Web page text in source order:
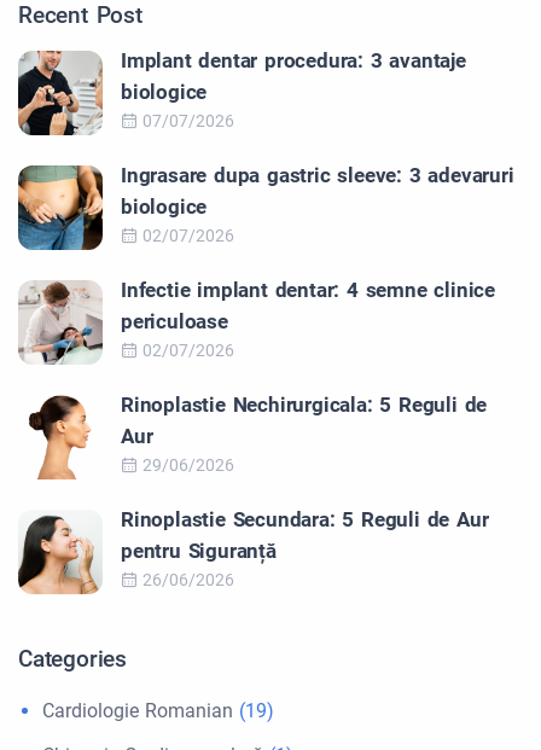
Recent Post
Implant dentar procedura: 3 avantaje
biologice
07/07/2026
Ingrasare dupa gastric sleeve: 3 adevaruri
biologice
02/07/2026
Infectie implant dentar: 4 semne clinice
periculoase
02/07/2026
Rinoplastie Nechirurgicala: 5 Reguli de
Aur
29/06/2026
Rinoplastie Secundara: 5 Reguli de Aur
pentru Siguranță
26/06/2026
Categories
Cardiologie Romanian (19)